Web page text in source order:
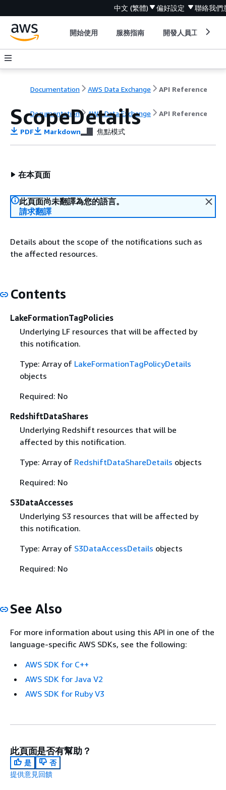
中文 (繁體) 偏好設定 聯絡我們
開始使用 服務指南 開發人員工具
Documentation AWS Data Exchange API Reference
Documentation AWS Data Exchange API Reference
ScopeDetails
PDF Markdown 焦點模式
在本頁面
此頁面尚未翻譯為您的語言。
請求翻譯
Details about the scope of the notifications such as
the affected resources.
Contents
LakeFormationTagPolicies
Underlying LF resources that will be affected by
this notification.
Type: Array of LakeFormationTagPolicyDetails
objects
Required: No
RedshiftDataShares
Underlying Redshift resources that will be
affected by this notification.
Type: Array of RedshiftDataShareDetails objects
Required: No
S3DataAccesses
Underlying S3 resources that will be affected by
this notification.
Type: Array of S3DataAccessDetails objects
Required: No
See Also
For more information about using this API in one of the
language-specific AWS SDKs, see the following:
AWS SDK for C++
AWS SDK for Java V2
AWS SDK for Ruby V3
此頁面是否有幫助？
是
否
提供意見回饋